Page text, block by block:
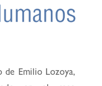
de Emilio Lozoya,